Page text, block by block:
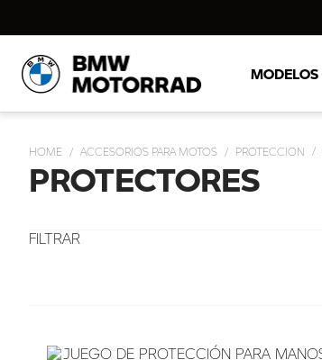
MODELOS
ACCESORIOS PARA MOTOS PROTECCION
PROTECTORES